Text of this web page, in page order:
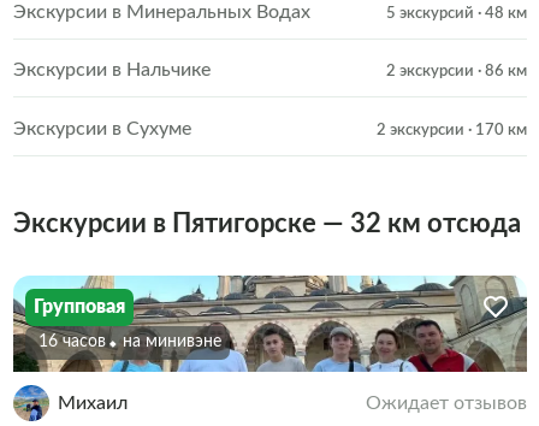
Экскурсии в Минеральных Водах 5 экскурсий · 48 км
Экскурсии в Нальчике 2 экскурсии · 86 км
Экскурсии в Сухуме 2 экскурсии · 170 км
Экскурсии в Пятигорске — 32 км отсюда
Групповая
16 часов На минивэне
Михаил Ожидает отзывов